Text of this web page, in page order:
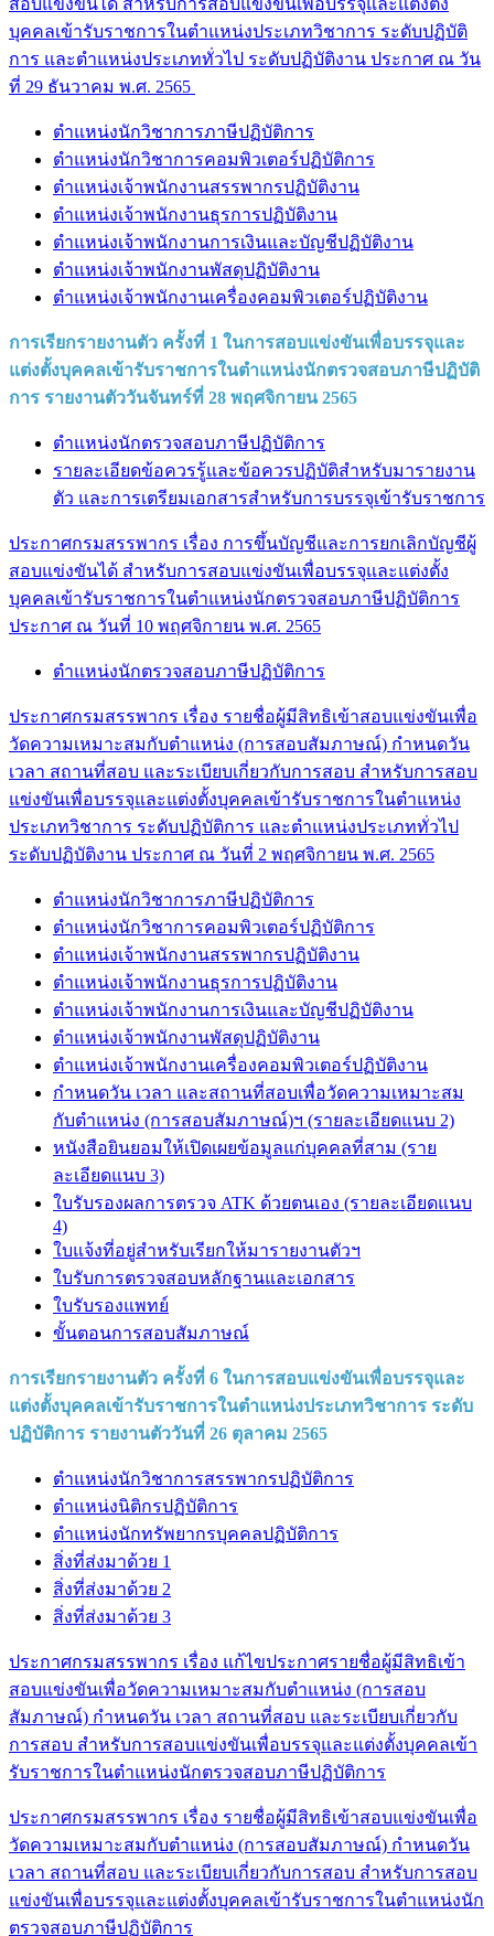
สอบแข่งขันได้ สำหรับการสอบแข่งขันเพื่อบรรจุและแต่งตั้ง
บุคคลเข้ารับราชการในตำแหน่งประเภทวิชาการ ระดับปฏิบัติ
การ และตำแหน่งประเภททั่วไป ระดับปฏิบัติงาน ประกาศ ณ วัน
ที่ 29 ธันวาคม พ.ศ. 2565
ตำแหน่งนักวิชาการภาษีปฏิบัติการ
ตำแหน่งนักวิชาการคอมพิวเตอร์ปฏิบัติการ
ตำแหน่งเจ้าพนักงานสรรพากรปฏิบัติงาน
ตำแหน่งเจ้าพนักงานธุรการปฏิบัติงาน
ตำแหน่งเจ้าพนักงานการเงินและบัญชีปฏิบัติงาน
ตำแหน่งเจ้าพนักงานพัสดุปฏิบัติงาน
ตำแหน่งเจ้าพนักงานเครื่องคอมพิวเตอร์ปฏิบัติงาน
การเรียกรายงานตัว ครั้งที่ 1 ในการสอบแข่งขันเพื่อบรรจุและ
แต่งตั้งบุคคลเข้ารับราชการในตำแหน่งนักตรวจสอบภาษีปฏิบัติ
การ รายงานตัววันจันทร์ที่ 28 พฤศจิกายน 2565
ตำแหน่งนักตรวจสอบภาษีปฏิบัติการ
รายละเอียดข้อควรรู้และข้อควรปฏิบัติสำหรับมารายงาน
ตัว และการเตรียมเอกสารสำหรับการบรรจุเข้ารับราชการ
ประกาศกรมสรรพากร เรื่อง การขึ้นบัญชีและการยกเลิกบัญชีผู้
สอบแข่งขันได้ สำหรับการสอบแข่งขันเพื่อบรรจุและแต่งตั้ง
บุคคลเข้ารับราชการในตำแหน่งนักตรวจสอบภาษีปฏิบัติการ
ประกาศ ณ วันที่ 10 พฤศจิกายน พ.ศ. 2565
ตำแหน่งนักตรวจสอบภาษีปฏิบัติการ
ประกาศกรมสรรพากร เรื่อง รายชื่อผู้มีสิทธิเข้าสอบแข่งขันเพื่อ
วัดความเหมาะสมกับตำแหน่ง (การสอบสัมภาษณ์) กำหนดวัน
เวลา สถานที่สอบ และระเบียบเกี่ยวกับการสอบ สำหรับการสอบ
แข่งขันเพื่อบรรจุและแต่งตั้งบุคคลเข้ารับราชการในตำแหน่ง
ประเภทวิชาการ ระดับปฏิบัติการ และตำแหน่งประเภททั่วไป
ระดับปฏิบัติงาน ประกาศ ณ วันที่ 2 พฤศจิกายน พ.ศ. 2565
ตำแหน่งนักวิชาการภาษีปฏิบัติการ
ตำแหน่งนักวิชาการคอมพิวเตอร์ปฏิบัติการ
ตำแหน่งเจ้าพนักงานสรรพากรปฏิบัติงาน
ตำแหน่งเจ้าพนักงานธุรการปฏิบัติงาน
ตำแหน่งเจ้าพนักงานการเงินและบัญชีปฏิบัติงาน
ตำแหน่งเจ้าพนักงานพัสดุปฏิบัติงาน
ตำแหน่งเจ้าพนักงานเครื่องคอมพิวเตอร์ปฏิบัติงาน
กำหนดวัน เวลา และสถานที่สอบเพื่อวัดความเหมาะสม
กับตำแหน่ง (การสอบสัมภาษณ์)ฯ (รายละเอียดแนบ 2)
หนังสือยินยอมให้เปิดเผยข้อมูลแก่บุคคลที่สาม (ราย
ละเอียดแนบ 3)
ใบรับรองผลการตรวจ ATK ด้วยตนเอง (รายละเอียดแนบ
4)
ใบแจ้งที่อยู่สำหรับเรียกให้มารายงานตัวฯ
ใบรับการตรวจสอบหลักฐานและเอกสาร
ใบรับรองแพทย์
ขั้นตอนการสอบสัมภาษณ์
การเรียกรายงานตัว ครั้งที่ 6 ในการสอบแข่งขันเพื่อบรรจุและ
แต่งตั้งบุคคลเข้ารับราชการในตำแหน่งประเภทวิชาการ ระดับ
ปฏิบัติการ รายงานตัววันที่ 26 ตุลาคม 2565
ตำแหน่งนักวิชาการสรรพากรปฏิบัติการ
ตำแหน่งนิติกรปฏิบัติการ
ตำแหน่งนักทรัพยากรบุคคลปฏิบัติการ
สิ่งที่ส่งมาด้วย 1
สิ่งที่ส่งมาด้วย 2
สิ่งที่ส่งมาด้วย 3
ประกาศกรมสรรพากร เรื่อง แก้ไขประกาศรายชื่อผู้มีสิทธิเข้า
สอบแข่งขันเพื่อวัดความเหมาะสมกับตำแหน่ง (การสอบ
สัมภาษณ์) กำหนดวัน เวลา สถานที่สอบ และระเบียบเกี่ยวกับ
การสอบ สำหรับการสอบแข่งขันเพื่อบรรจุและแต่งตั้งบุคคลเข้า
รับราชการในตำแหน่งนักตรวจสอบภาษีปฏิบัติการ
ประกาศกรมสรรพากร เรื่อง รายชื่อผู้มีสิทธิเข้าสอบแข่งขันเพื่อ
วัดความเหมาะสมกับตำแหน่ง (การสอบสัมภาษณ์) กำหนดวัน
เวลา สถานที่สอบ และระเบียบเกี่ยวกับการสอบ สำหรับการสอบ
แข่งขันเพื่อบรรจุและแต่งตั้งบุคคลเข้ารับราชการในตำแหน่งนัก
ตรวจสอบภาษีปฏิบัติการ